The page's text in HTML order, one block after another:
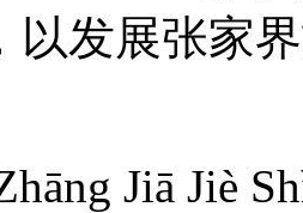
以发展张家
Jiā Jiè